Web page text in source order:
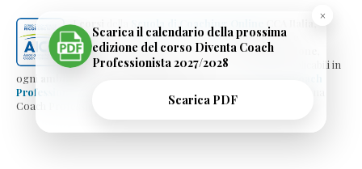
Home
CCA
I Scuola di Coaching Online
forniscono strumenti pratici dicoaching,PNL
psicologia efficaceper migliorare comunicazione
empatiaesoft skills, offrendo metodi subito applicabili in
ogni
Professionista
corso riconosciuto AICP
Coach Professionisti.
×
Scarica il calendario della prossima
edizione del corso Diventa Coach
Professionista 2027/2028
Scarica PDF